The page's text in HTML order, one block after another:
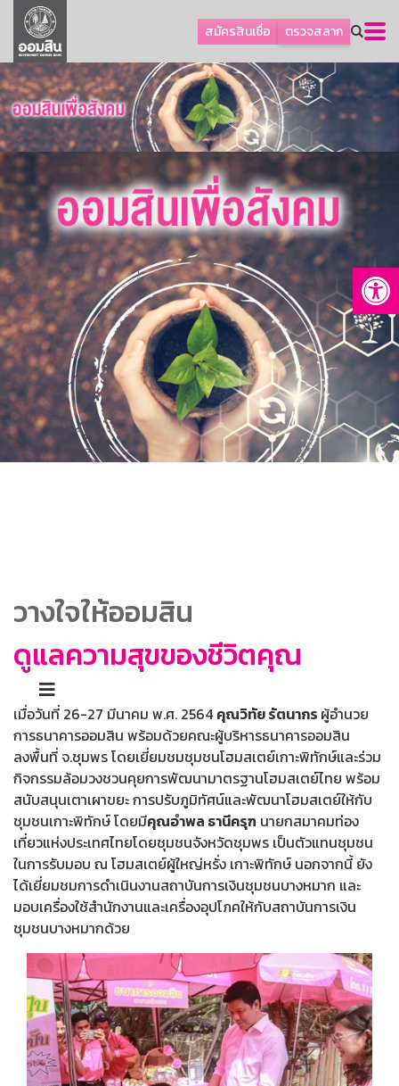
สมัครสินเชื่อ ตรวจสลาก
ลูกค้าธุรกิจ
ลูกค้าผู้ประกอบรายย่อย
โปรโมชัน
ออมเพื่อสุข
เกี่ยวกับธนาคาร
การพัฒนาที่ยั่งยืน
ข่าวสาร
บริการทางการเงิน
อื่นๆ
ติดต่อเรา
บริการออนไลน์
TH
EN
GSB Society
วางใจให้ออมสิน
ดูแลความสุขของชีวิตคุณ
เมื่อวันที่ 26-27 มีนาคม พ.ศ. 2564 คุณวิทัย รัตนากร ผู้อำนวย
การธนาคารออมสิน พร้อมด้วยคณะผู้บริหารธนาคารออมสิน
ลงพื้นที่ จ.ชุมพร โดยเยี่ยมชมชุมชนโฮมสเตย์เกาะพิทักษ์และร่วม
กิจกรรมล้อมวงชวนคุยการพัฒนามาตรฐานโฮมสเตย์ไทย พร้อม
สนับสนุนเตาเผาขยะ การปรับภูมิทัศน์และพัฒนาโฮมสเตย์ให้กับ
ชุมชนเกาะพิทักษ์ โดยมีคุณอำพล ธานีครุฑ นายกสมาคมท่อง
เที่ยวแห่งประเทศไทยโดยชุมชนจังหวัดชุมพร เป็นตัวแทนชุมชน
ในการรับมอบ ณ โฮมสเตย์ผู้ใหญ่หรั่ง เกาะพิทักษ์ นอกจากนี้ ยัง
ได้เยี่ยมชมการดำเนินงานสถาบันการเงินชุมชนบางหมาก และ
มอบเครื่องใช้สำนักงานและเครื่องอุปโภคให้กับสถาบันการเงิน
ชุมชนบางหมากด้วย